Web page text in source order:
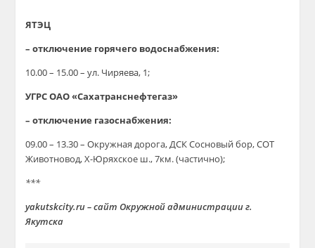
ЯТЭЦ
– отключение горячего водоснабжения:
10.00 – 15.00 – ул. Чиряева, 1;
УГРС ОАО «Сахатранснефтегаз»
– отключение газоснабжения:
09.00 – 13.30 – Окружная дорога, ДСК Сосновый бор, СОТ
Животновод, Х-Юряхское ш., 7км. (частично);
***
yakutskcity.ru – сайт Окружной администрации г.
Якутска